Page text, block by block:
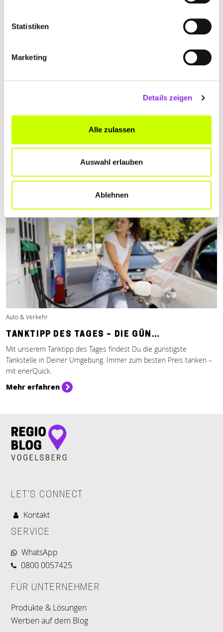
Statistiken
Marketing
Details zeigen
Alle zulassen
Auswahl erlauben
Ablehnen
HERRLICH ITALIENISCH: DIE BESTE PIZZA …
Wo gibt es die beste Pizza in Lauterbach? Wir haben getestet: und
präsentieren 3 Orte, an denen ihr in Lauterbach richtig gute Pizza
Auto & Verkehr
TANKTIPP DES TAGES – DIE GÜN…
Mit unserem Tanktipp des Tages findest Du die günstigste
Tankstelle in Deiner Umgebung. Immer zum besten Preis tanken –
mit enerQuick.
Mehr erfahren
LET'S CONNECT
Kontakt
SERVICE
WhatsApp
0800 0057425
FÜR UNTERNEHMER
Produkte & Lösungen
Werben auf dem Blog